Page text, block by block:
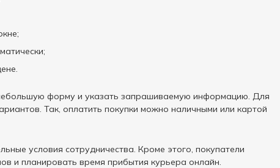
форму и указать запрашиваемую информацию. Для
Так, оплатить покупки можно наличными или картой
условия сотрудничества. Кроме этого, покупатели
и планировать время прибытия курьера онлайн.